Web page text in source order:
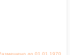
до 01.01.1970